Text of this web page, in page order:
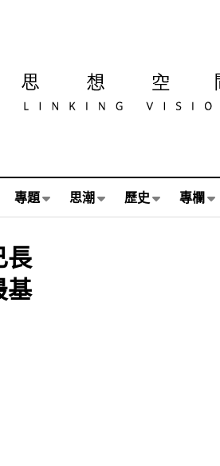
專題 思潮 歷史 專欄
長
基